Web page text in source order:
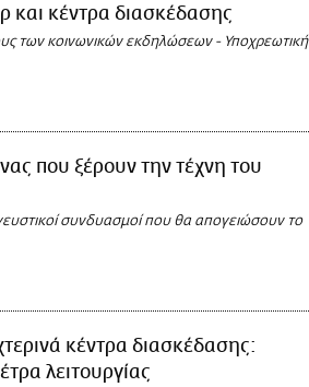
και κέντρα διασκέδασης
των κοινωνικών εκδηλώσεων - Υποχρεωτική
που ξέρουν την τέχνη του
συνδυασμοί που θα απογειώσουν το
κέντρα διασκέδασης:
λειτουργίας